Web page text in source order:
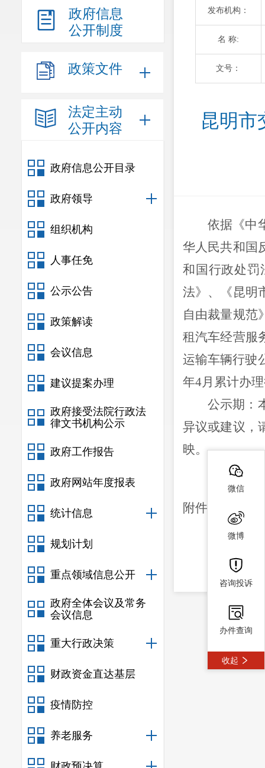
政府信息
公开制度
政策文件
法定主动
公开内容
政府信息公开目录
政府领导
组织机构
人事任免
公示公告
政策解读
会议信息
建议提案办理
政府接受法院行政法
律文书机构公示
政府工作报告
政府网站年度报表
统计信息
规划计划
重点领域信息公开
政府全体会议及常务
会议信息
重大行政决策
财政资金直达基层
疫情防控
养老服务
发布机构：
名 称:
文号：
昆明市
依据 《
华人民共和国
和国行政处罚
法》、《昆明
自由裁量规范
租汽车经营服
运输车辆行驶
年4月累计办
公示期：
异议或建议，
映。
监督电话
附件： 2026
微信
微博
咨询投诉
办件查询
收起